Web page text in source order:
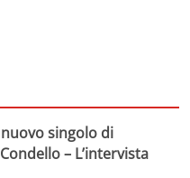
nuovo singolo di
– L’intervista